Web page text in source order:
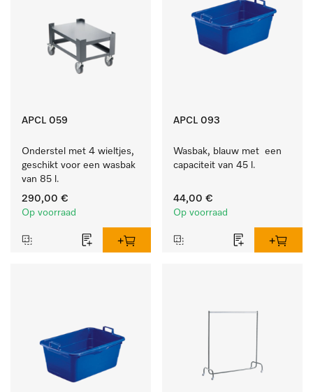
APCL 059
Onderstel met 4 wieltjes,
geschikt voor een wasbak
van 85 l.
290,00 €
Op voorraad
APCL 093
Wasbak, blauw met  een
capaciteit van 45 l.
44,00 €
Op voorraad